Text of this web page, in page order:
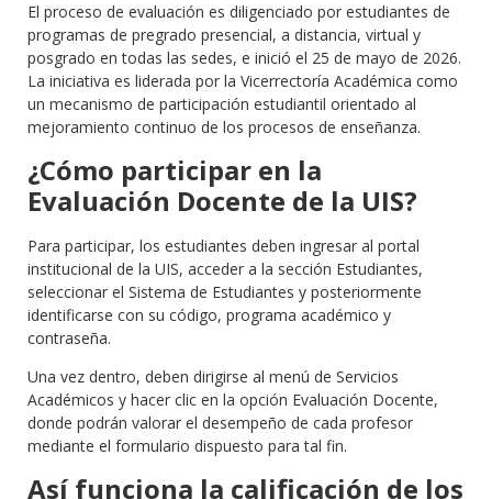
El proceso de evaluación es diligenciado por estudiantes de
programas de pregrado presencial, a distancia, virtual y
posgrado en todas las sedes, e inició el 25 de mayo de 2026.
La iniciativa es liderada por la Vicerrectoría Académica como
un mecanismo de participación estudiantil orientado al
mejoramiento continuo de los procesos de enseñanza.
¿Cómo participar en la
Evaluación Docente de la UIS?
Para participar, los estudiantes deben ingresar al portal
institucional de la UIS, acceder a la sección Estudiantes,
seleccionar el Sistema de Estudiantes y posteriormente
identificarse con su código, programa académico y
contraseña.
Una vez dentro, deben dirigirse al menú de Servicios
Académicos y hacer clic en la opción Evaluación Docente,
donde podrán valorar el desempeño de cada profesor
mediante el formulario dispuesto para tal fin.
Así funciona la calificación de los